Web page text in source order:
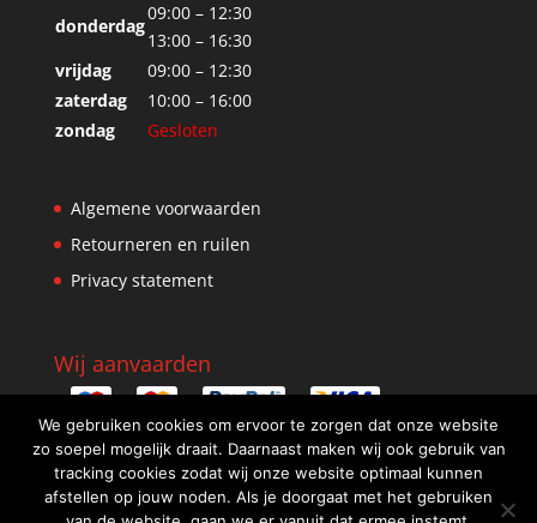
donderdag
09:00 – 12:30
13:00 – 16:30
vrijdag
09:00 – 12:30
zaterdag
10:00 – 16:00
zondag
Gesloten
Algemene voorwaarden
Retourneren en ruilen
Privacy statement
Wij aanvaarden
We gebruiken cookies om ervoor te zorgen dat onze website
zo soepel mogelijk draait. Daarnaast maken wij ook gebruik van
tracking cookies zodat wij onze website optimaal kunnen
afstellen op jouw noden. Als je doorgaat met het gebruiken